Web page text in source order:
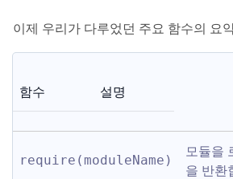
이제 우리가 다루었던 주요 함수의 요
함수 설명
require(moduleName)
모듈을
을 반환